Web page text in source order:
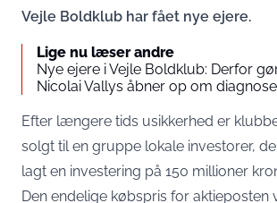
Vejle Boldklub har fået nye ejere.
Lige nu læser andre
Nye ejere i Vejle Boldklub: Derfor
Nicolai Vallys åbner op om
Efter længere tids usikkerhed er
solgt til en gruppe lokale investorer,
lagt en investering på 150 millioner
Den endelige købspris for aktieposten